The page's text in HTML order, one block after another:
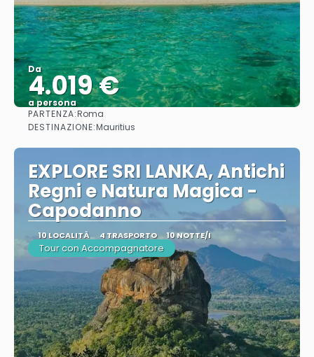
Da
4.019 €
a persona
PARTENZA:Roma
DESTINAZIONE:Mauritius
EXPLORE SRI LANKA, Antichi
Regni e Natura Magica -
Capodanno
10 LOCALITÀ 4 TRASPORTO 10 NOTTE/I
Tour con Accompagnatore